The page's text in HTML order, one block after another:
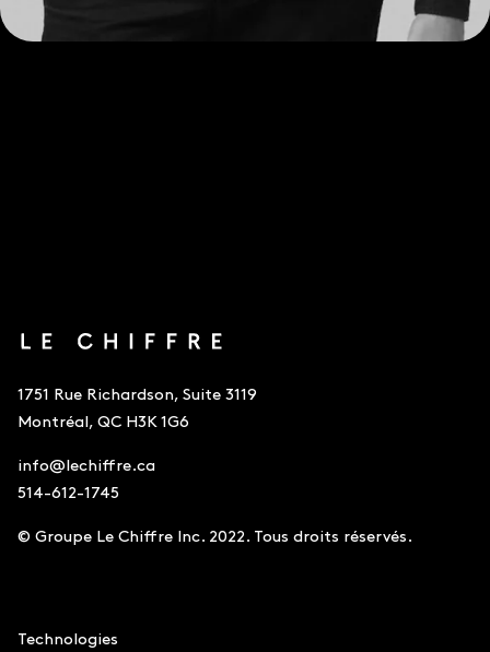
1751 Rue Richardson, Suite 3119
Montréal, QC H3K 1G6
info@lechiffre.ca
514-612-1745
© Groupe Le Chiffre Inc. 2022. Tous droits réservés.
Technologies